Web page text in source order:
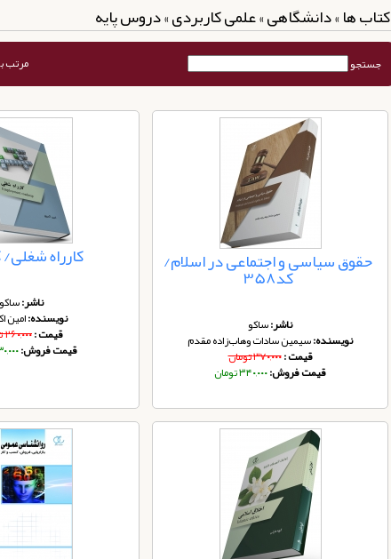
کتاب ها » دانشگاهی » علمی کاربردی » دروس پایه
جستجو مرتب
حقوق سیاسی و اجتماعی در اسلام/
کد358
ناشر:ساکو
نویسنده:سیمین سادات وهاب‌زاده مقدم
قیمت :۳۷۰,۰۰۰ تومان
قیمت فروش:۳۴۰,۰۰۰ تومان
کارراه شغلی/
ناشر:ساکو
نویسنده:امین
قیمت :۲۶۰,۰۰۰ تومان
قیمت فروش:۲۳۰,۰۰۰